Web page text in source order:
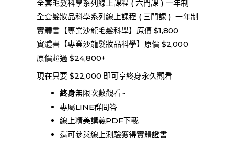
全套毛髮科學系列線上課程 ( 六門課 ) 一年制
全套髮妝品科學系列線上課程 ( 三門課 ) 一年制
實體書【專業沙龍毛髮科學】原價 $1,800
實體書【專業沙龍髮妝品科學】原價 $2,000
原價超過 $24,800+
現在只要 $22,000 即可享終身永久觀看
終身無限次數觀看~
專屬LINE群問答
線上精美講義PDF下載
還可參與線上測驗獲得實體證書